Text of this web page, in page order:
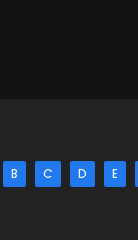
B C D E